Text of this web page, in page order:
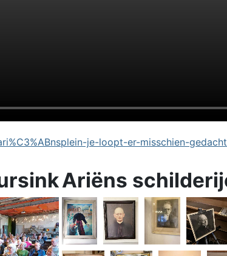
je-loopt-er-misschien-
Ariëns